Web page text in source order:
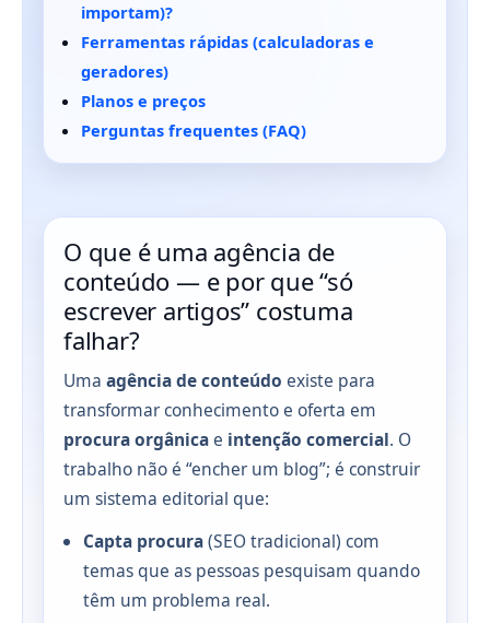
importam)?
Ferramentas rápidas (calculadoras e
geradores)
Planos e preços
Perguntas frequentes (FAQ)
O que é uma agência de
conteúdo — e por que “só
escrever artigos” costuma
falhar?
Uma agência de conteúdo existe para
transformar conhecimento e oferta em
procura orgânicae intenção comercial. O
trabalho não é “encher um blog”; é construir
um sistema editorial que:
Capta procura(SEO tradicional) com
temas que as pessoas pesquisam quando
têm um problema real.